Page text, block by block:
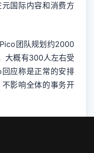
国际内容和消费方
团队规划约2000
大概有300人左右受
应称是正常的安排
影响全体的事务开